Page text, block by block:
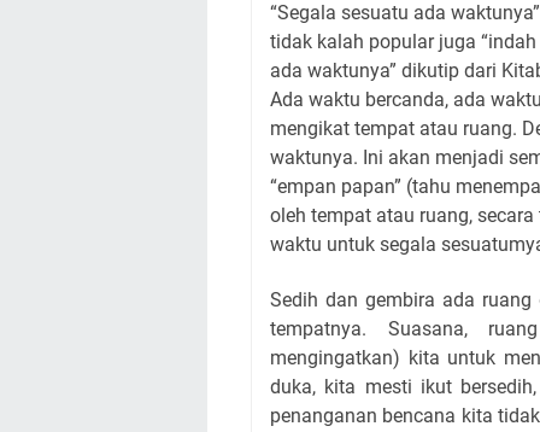
“Segala sesuatu ada
tidak kalah popular juga
ada waktunya” dikutip dari
Ada waktu bercanda, ada
mengikat tempat atau ruang.
waktunya. Ini akan menjadi
“empan papan” (tahu
oleh tempat atau ruang,
waktu untuk segala
Sedih dan gembira ada
tempatnya. Suasana,
mengingatkan) kita untuk
duka, kita mesti ikut
penanganan bencana kita